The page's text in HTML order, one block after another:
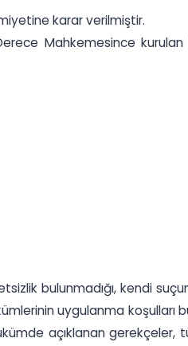
karar verilmiştir.
Mahkemesince kurulan
bulunmadığı, kendi
uygulanma koşulları
açıklanan gerekçeler,